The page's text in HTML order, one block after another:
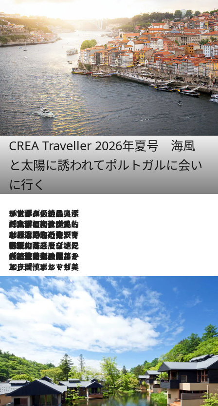
CREA Traveller 2026年夏号 海風
と太陽に誘われてポルトガルに会い
に行く
2026.8.8
リスボンの絶品スイーツ「パステル・デ・ナタ」とは？ポルトガル伝統の奥深い世界へ
2026.7.27
「私の祖国はポルトガル語です」国民的詩人フェルナンド・ペソアと、彼が愛した文学の街を歩く
2026.7.26
ポルトガル近海が育む極上の海の幸。キリリと冷えた白ワインと愉しむ、シーフード専門店の贅沢
2026.7.22
伝統の味をモダンに昇華。高感度な地元客が集う、リスボンの最旬ガストロノミー
2026.7.21
大航海時代の栄華から、震災、独裁、そして革命へ。ポルトガル・首都リスボンの石畳に刻まれた「歴史の光と影」
2026.7.13
エッセイ・ヤマザキマリ「慎ましくも美しき国 ポルトガル」